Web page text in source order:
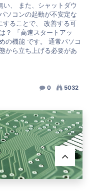
い、 また、シャットダウ
ソコンの起動が不安定な
ることで、 改善する可
？ 「高速スタートアッ
の機能 です。 通常パソコ
から立ち上げる必要があ
0 5032